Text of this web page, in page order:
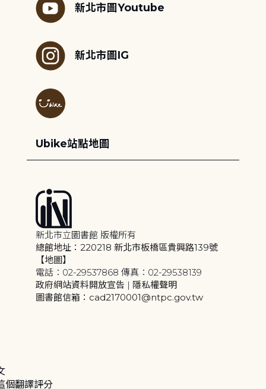
新北市圖Youtube
新北市圖IG
Ubike站點地圖
新北市立圖書館 版權所有
總館地址：220218 新北市板橋區貴興路139號
【地圖】
電話：02-29537868 傳真：02-29538139
政府網站資料開放宣告 | 隱私權聲明
圖書館信箱：cad2170001@ntpc.gov.tw
個翻譯評分